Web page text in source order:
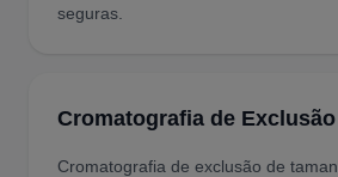
seguras.
Cromatografia de
Cromatografia de exclusão de